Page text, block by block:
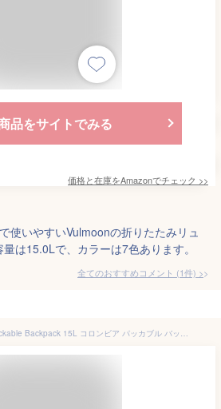
品をサイトでみる
価格と在庫をAmazonでチェック >>
使いやすいVulmoonの折りたたみリュ
は15.0Lで、カラーは7色あります。
全てのおすすめコメント (1件) >
【韓国】Columbia Packable Backpack 15L コロンビア パッカブル バックパック 15リットル パッカブルバックパック リュックサック 15L 軽量リュック 折りたたみバッグ サブバッグ アウトドア 登山 ハイキング 旅行 【Columbia】【コストコ】